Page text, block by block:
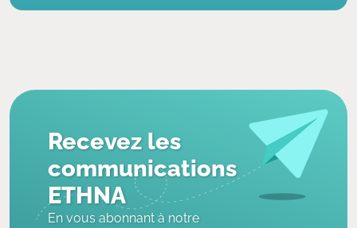
Recevez les
communications
ETHNA
En vous abonnant à notre